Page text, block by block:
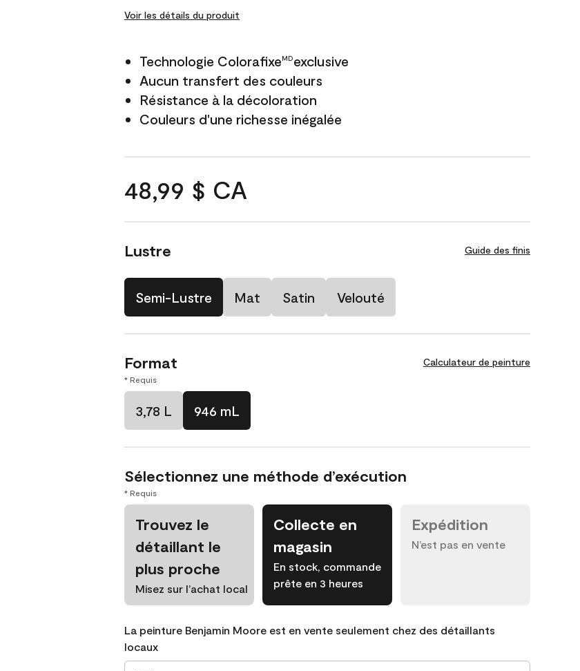
Voir les détails du produit
Technologie ColorafixeMDexclusive
Aucun transfert des couleurs
Résistance à la décoloration
Couleurs d'une richesse inégalée
48,99 $ CA
Lustre Guide des finis
Semi-Lustre Mat Satin Velouté
Format Calculateur de peinture
* Requis
3,78 L 946 mL
Sélectionnez une méthode d’exécution
* Requis
Trouvez le
détaillant le
plus proche
Misez sur l’achat local
Collecte en
magasin
En stock, commande
prête en 3 heures
Expédition
N’est pas en vente
La peinture Benjamin Moore est en vente seulement chez des détaillants
locaux